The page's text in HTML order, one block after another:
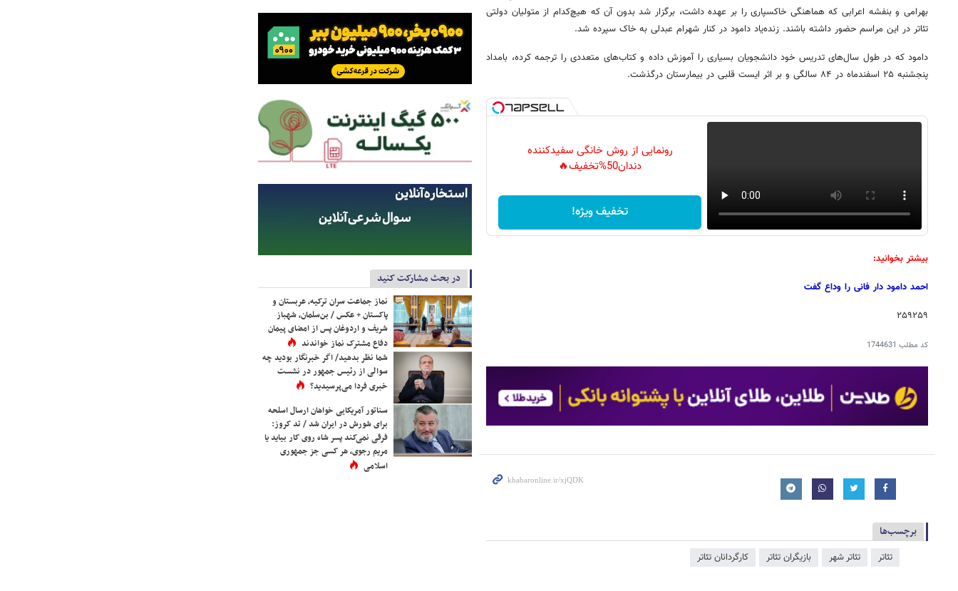
بهرامی و بنفشه اعرابی که هماهنگی خاکسپاری را بر عهده داشت، برگزار شد بدون آن که هیچ‌کدام از متولیان دولتی
تئاتر در این مراسم حضور داشته باشند. زنده‌یاد دامود در کنار شهرام عبدلی به خاک سپرده شد.
دامود که در طول سال‌های تدریس خود دانشجویان بسیاری را آموزش داده و کتاب‌های متعددی را ترجمه کرده، بامداد
پنجشنبه ۲۵ اسفندماه در ۸۴ سالگی و بر اثر ایست قلبی در بیمارستان درگذشت.
رونمایی از روش خانگی سفیدکننده
دندان50%تخفیف🔥
تخفیف ویژه!
بیشتر بخوانید:
احمد دامود دار فانی را وداع گفت
۲۵۹۲۵۹
کد مطلب 1744631
برچسب‌ها
تئاتر تئاتر شهر بازیگران تئاتر کارگردانان تئاتر
در بحث مشارکت کنید
نماز جماعت سران ترکیه، عربستان و
پاکستان + عکس / بن‌سلمان، شهباز
شریف و اردوغان پس از امضای پیمان
دفاع مشترک نماز خواندند
شما نظر بدهید/ اگر خبرنگار بودید چه
سوالی از رئیس جمهور در نشست
خبری فردا می‌پرسیدید؟
سناتور آمریکایی خواهان ارسال اسلحه
برای شورش در ایران شد / تد کروز:
فرقی نمی‌کند پسر شاه روی کار بیاید یا
مریم رجوی، هر کسی جز جمهوری
اسلامی